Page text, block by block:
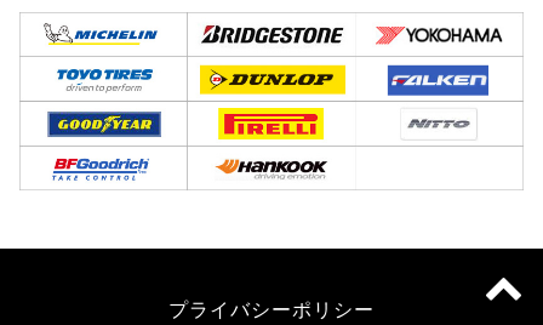
プライバシーポリシー